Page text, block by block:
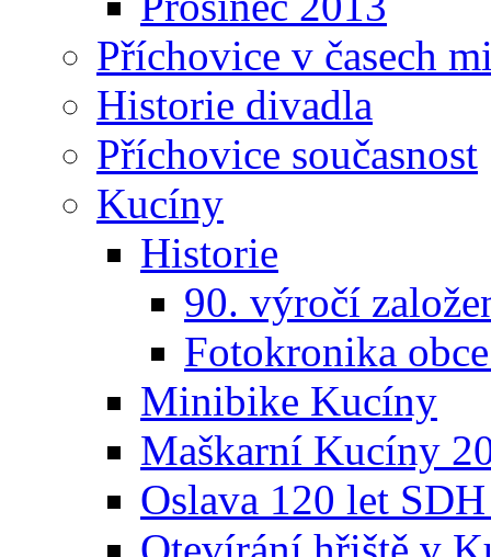
Příchovice v časech
Historie divadla
Příchovice současnost
Kucíny
Historie
90. výročí
Fotokronika
Minibike Kucíny
Maškarní Kucíny
Oslava 120 let